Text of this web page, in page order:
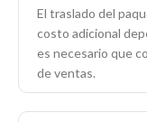
El traslado del
costo adicional
es necesario que
de ventas.